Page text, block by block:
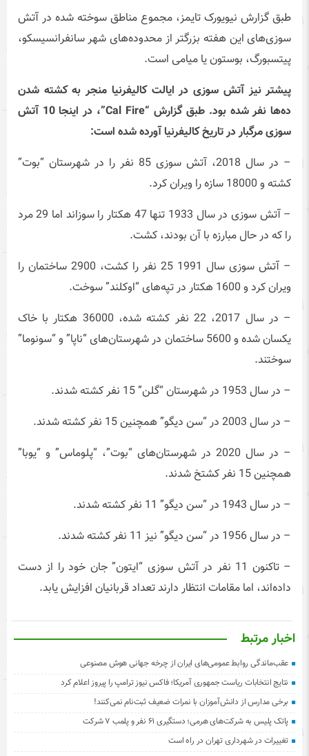
طبق گزارش نیویورک تایمز، مجموع مناطق سوخته شده در آتش
سوزی‌های این هفته بزرگتر از محدوده‌های شهر سانفرانسیسکو،
پیتسبورگ، بوستون یا میامی است.
پیشتر نیز آتش سوزی در ایالت کالیفرنیا منجر به کشته شدن
ده‌ها نفر شده بود. طبق گزارش “Cal Fire”، در اینجا 10 آتش
سوزی مرگبار در تاریخ کالیفرنیا آورده شده است:
– در سال 2018، آتش سوزی 85 نفر را در شهرستان “بوت”
کشته و 18000 سازه را ویران کرد.
– آتش سوزی در سال 1933 تنها 47 هکتار را سوزاند اما 29 مرد
را که در حال مبارزه با آن بودند، کشت.
– آتش سوزی سال 1991 25 نفر را کشت، 2900 ساختمان را
ویران کرد و 1600 هکتار در تپه‌های “اوکلند” سوخت.
– در سال 2017، 22 نفر کشته شده، 36000 هکتار با خاک
یکسان شده و 5600 ساختمان در شهرستان‌های “ناپا” و “سونوما”
سوختند.
– در سال 1953 در شهرستان “گلن” 15 نفر کشته شدند.
– در سال 2003 در “سن دیگو” همچنین 15 نفر کشته شدند.
– در سال 2020 در شهرستان‌های “بوت”، “پلوماس” و “یوبا”
همچنین 15 نفر کشتخ شدند.
– در سال 1943 در “سن دیگو” 11 نفر کشته شدند.
– در سال 1956 در “سن دیگو” نیز 11 نفر کشته شدند.
– تاکنون 11 نفر در آتش سوزی “ایتون” جان خود را از دست
داده‌اند، اما مقامات انتظار دارند تعداد قربانیان افزایش یابد.
اخبار مرتبط
عقب‌ماندگی روابط عمومی‌های ایران از چرخه جهانی هوش مصنوعی
نتایج انتخابات ریاست جمهوری آمریکا؛ فاکس نیوز ترامپ را پیروز اعلام کرد
برخی مدارس از دانش‌آموزان با نمرات ضعیف ثبت‌نام نمی‌کنند!
پاتک پلیس به شرکت‌های هرمی؛ دستگیری ۶۱ نفر و پلمب ۷ شرکت
تغییرات در شهرداری تهران در راه است